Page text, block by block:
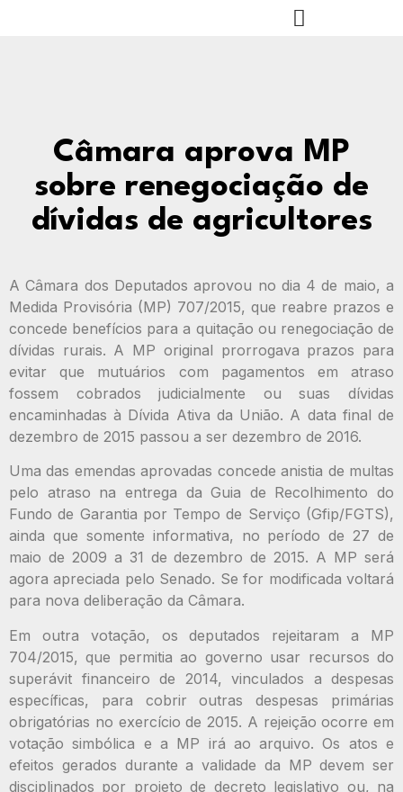
Câmara aprova MP
sobre renegociação de
dívidas de agricultores
A Câmara dos Deputados aprovou no dia 4 de maio, a
Medida Provisória (MP) 707/2015, que reabre prazos e
concede benefícios para a quitação ou renegociação de
dívidas rurais. A MP original prorrogava prazos para
evitar que mutuários com pagamentos em atraso
fossem cobrados judicialmente ou suas dívidas
encaminhadas à Dívida Ativa da União. A data final de
dezembro de 2015 passou a ser dezembro de 2016.
Uma das emendas aprovadas concede anistia de multas
pelo atraso na entrega da Guia de Recolhimento do
Fundo de Garantia por Tempo de Serviço (Gfip/FGTS),
ainda que somente informativa, no período de 27 de
maio de 2009 a 31 de dezembro de 2015. A MP será
agora apreciada pelo Senado. Se for modificada voltará
para nova deliberação da Câmara.
Em outra votação, os deputados rejeitaram a MP
704/2015, que permitia ao governo usar recursos do
superávit financeiro de 2014, vinculados a despesas
específicas, para cobrir outras despesas primárias
obrigatórias no exercício de 2015. A rejeição ocorre em
votação simbólica e a MP irá ao arquivo. Os atos e
efeitos gerados durante a validade da MP devem ser
disciplinados por projeto de decreto legislativo ou, na